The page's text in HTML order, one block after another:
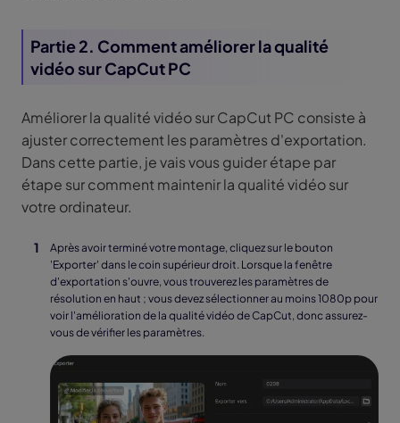
Partie 2. Comment améliorer la qualité
vidéo sur CapCut PC
Améliorer la qualité vidéo sur CapCut PC consiste à
ajuster correctement les paramètres d'exportation.
Dans cette partie, je vais vous guider étape par
étape sur comment maintenir la qualité vidéo sur
votre ordinateur.
Après avoir terminé votre montage, cliquez sur le bouton
'Exporter' dans le coin supérieur droit. Lorsque la fenêtre
d'exportation s'ouvre, vous trouverez les paramètres de
résolution en haut ; vous devez sélectionner au moins 1080p pour
voir l'amélioration de la qualité vidéo de CapCut, donc assurez-
vous de vérifier les paramètres.